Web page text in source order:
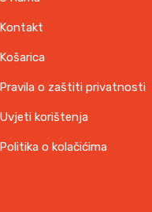
Kontakt
Košarica
Pravila o zaštiti privatnosti
Uvjeti korištenja
Politika o kolačićima